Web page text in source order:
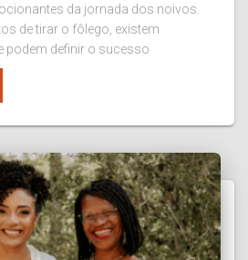
da jornada dos noivos.
de tirar o fôlego, existem
podem definir o sucesso